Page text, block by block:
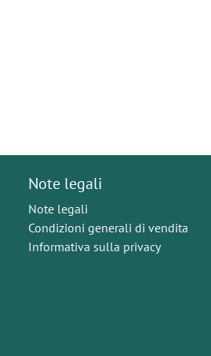
Note legali
Note legali
Condizioni generali di vendita
Informativa sulla privacy